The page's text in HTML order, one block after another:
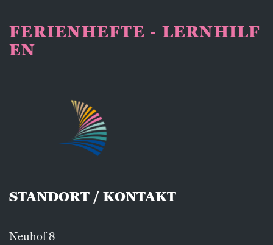
FERIENHEFTE - LERNHILF
EN
STANDORT / KONTAKT
Neuhof 8